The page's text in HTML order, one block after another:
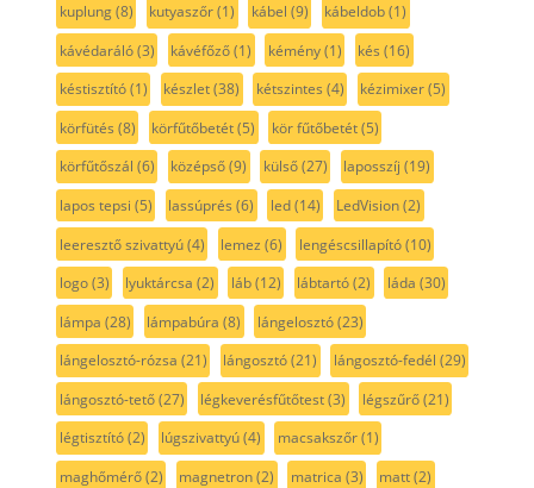
kuplung(8) kutyaszőr(1) kábel (9) kábeldob(1)
kávédaráló(3) kávéfőző(1) kémény(1) kés (16)
késtisztító(1) készlet(38) kétszintes (4) kézimixer(5)
körfütés (8) körfűtőbetét(5) kör fűtőbetét(5)
körfűtőszál (6) középső(9) külső(27) laposszíj (19)
lapos tepsi (5) lassúprés (6) led(14) LedVision(2)
leeresztő szivattyú(4) lemez (6) lengéscsillapító(10)
logo(3) lyuktárcsa (2) láb(12) lábtartó(2) láda (30)
lámpa (28) lámpabúra (8) lángelosztó(23)
lángelosztó-rózsa (21) lángosztó(21) lángosztó-fedél (29)
lángosztó-tető(27) légkeverésfűtőtest(3) légszűrő(21)
légtisztító(2) lúgszivattyú(4) macsakszőr(1)
maghőmérő(2) magnetron(2) matrica (3) matt(2)